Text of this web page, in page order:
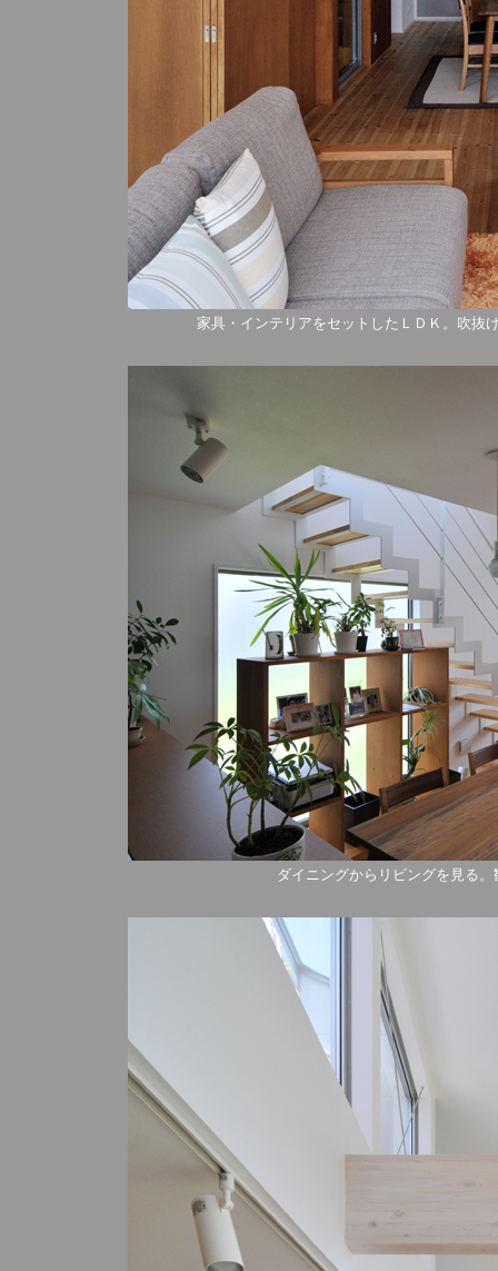
家具・インテリアをセットしたＬＤＫ。吹抜
ダイニングからリビングを見る